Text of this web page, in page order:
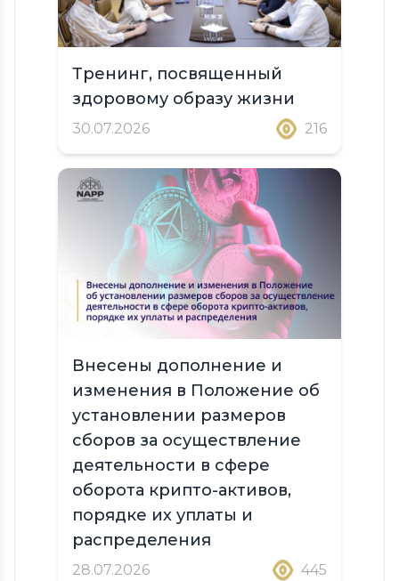
Тренинг, посвященный
здоровому образу жизни
30.07.2026 216
Внесены дополнение и
изменения в Положение об
установлении размеров
сборов за осуществление
деятельности в сфере
оборота крипто-активов,
порядке их уплаты и
распределения
28.07.2026 445